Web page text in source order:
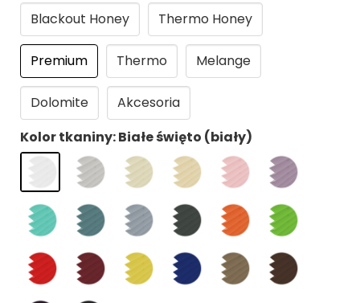
Blackout Honey
Thermo Honey
Premium Thermo Melange
Dolomite
Akcesoria
Kolor tkaniny: Białe święto (biały)